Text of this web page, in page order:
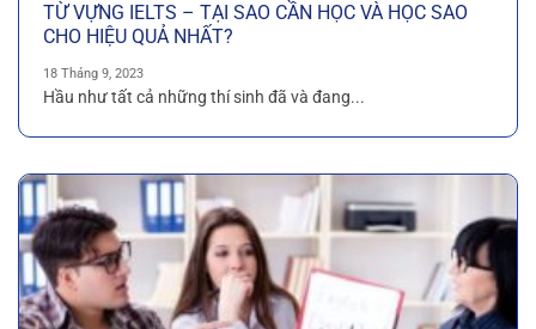
TỪ VỰNG IELTS – TẠI SAO CẦN HỌC VÀ HỌC SAO
CHO HIỆU QUẢ NHẤT?
18 Tháng 9, 2023
Hầu như tất cả những thí sinh đã và đang...